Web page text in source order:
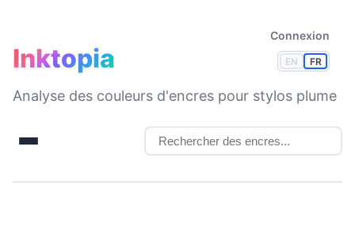
EN FR
Connexion
Inktopia
Analyse des couleurs d'encres pour stylos plume